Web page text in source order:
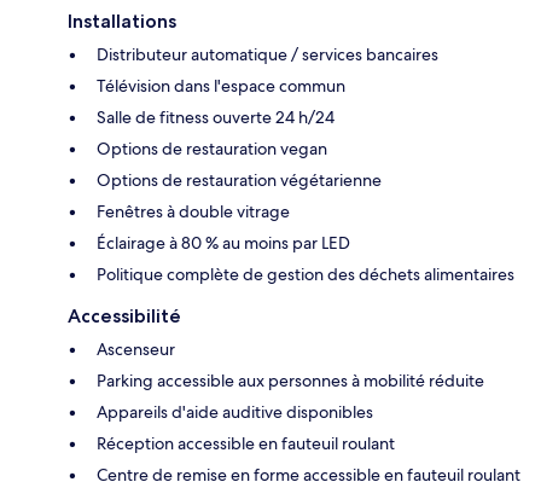
Installations
Distributeur automatique / services bancaires
Télévision dans l'espace commun
Salle de fitness ouverte 24 h/24
Options de restauration vegan
Options de restauration végétarienne
Fenêtres à double vitrage
Éclairage à 80 % au moins par LED
Politique complète de gestion des déchets alimentaires
Accessibilité
Ascenseur
Parking accessible aux personnes à mobilité réduite
Appareils d'aide auditive disponibles
Réception accessible en fauteuil roulant
Centre de remise en forme accessible en fauteuil roulant